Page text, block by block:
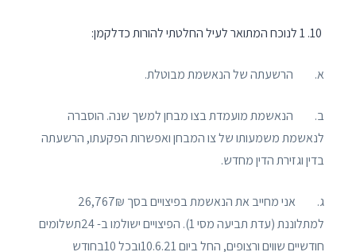
1 לנוכח המתואר לעיל החלטתי להורות כדלקמן:
א. הרשעתה של הנאשמת מבוטלת.
ב. הנאשמת מועמדת בצו מבחן למשך שנה. הוסברה
לנאשמת משמעותו של צו המבחן ואפשרות הפקעתו, הרשעתה
בדין וגזירת הדין מחדש.
ג. אני מחייב את הנאשמת בפיצויים בסך 26,767₪
למתלוננת (עדת תביעה מסי 1). הפיצויים ישולמו ב- 24תשלומים
חודשיים שווים ורצופים, החל ביום 10.6.21ובכל 10בחודש